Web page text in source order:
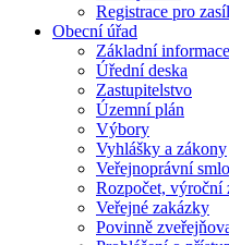
Registrace pro
Obecní úřad
Základní informace
Úřední deska
Zastupitelstvo
Územní plán
Výbory
Vyhlášky a zákony
Veřejnoprávní
Rozpočet, výroční
Veřejné zakázky
Povinně